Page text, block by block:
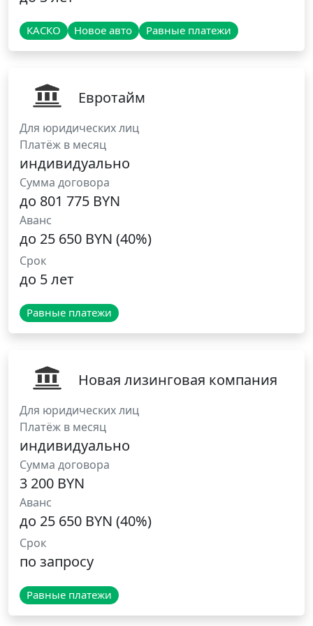
КАСКО Новое авто Равные платежи
Евротайм
Для юридических лиц
Платёж в месяц
индивидуально
Сумма договора
до 801 775 BYN
Аванс
до 25 650 BYN (40%)
Срок
до 5 лет
Равные платежи
Новая лизинговая компания
Для юридических лиц
Платёж в месяц
индивидуально
Сумма договора
3 200 BYN
Аванс
до 25 650 BYN (40%)
Срок
по запросу
Равные платежи